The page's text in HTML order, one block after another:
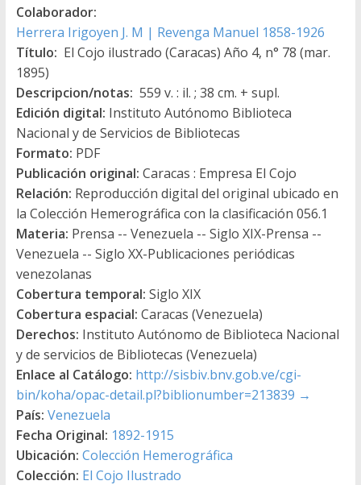
Colaborador:
Herrera Irigoyen J. M | Revenga Manuel 1858-1926
Título: El Cojo ilustrado (Caracas) Año 4, n° 78 (mar.
1895)
Descripcion/notas: 559 v. : il. ; 38 cm. + supl.
Edición digital: Instituto Autónomo Biblioteca
Nacional y de Servicios de Bibliotecas
Formato: PDF
Publicación original: Caracas : Empresa El Cojo
Relación: Reproducción digital del original ubicado en
la Colección Hemerográfica con la clasificación 056.1
Materia: Prensa -- Venezuela -- Siglo XIX-Prensa --
Venezuela -- Siglo XX-Publicaciones periódicas
venezolanas
Cobertura temporal: Siglo XIX
Cobertura espacial: Caracas (Venezuela)
Derechos: Instituto Autónomo de Biblioteca Nacional
y de servicios de Bibliotecas (Venezuela)
Enlace al Catálogo: http://sisbiv.bnv.gob.ve/cgi-
bin/koha/opac-detail.pl?biblionumber=213839 →
País: Venezuela
Fecha Original: 1892-1915
Ubicación: Colección Hemerográfica
Colección: El Cojo Ilustrado